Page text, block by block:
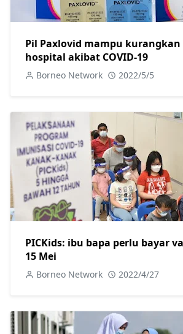
Pil Paxlovid mampu
hospital akibat COVID-19
Borneo Network 2022/5/5
PICKids: ibu bapa perlu bayar
15 Mei
Borneo Network 2022/4/27